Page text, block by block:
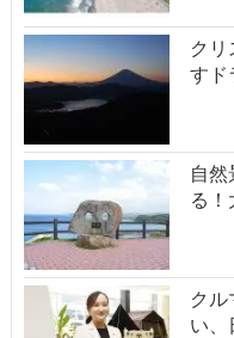
ク
すド
自然
る
ク
い